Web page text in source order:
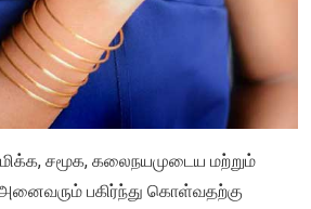
சமூக, கலைநயமுடைய மற்றும்
பகிர்ந்து கொள்வதற்கு